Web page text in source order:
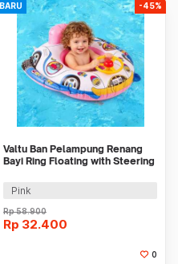
BARU -45%
Valtu Ban Pelampung Renang
Bayi Ring Floating with Steering
Pink
Rp58.900
Rp 32.400
0